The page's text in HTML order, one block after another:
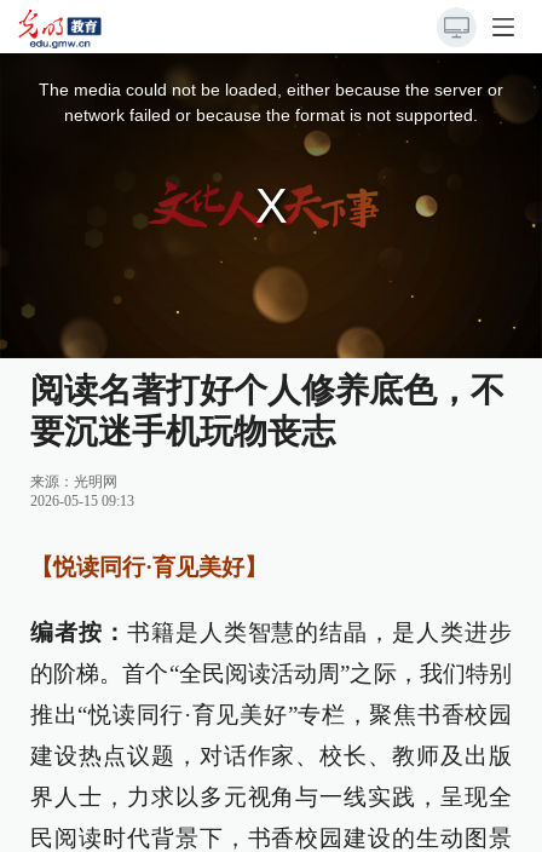
The media could not be loaded, either because the server or
network failed or because the format is not supported.
阅读名著打好个人修养底色，不
要沉迷手机玩物丧志
来源： 光明网
2026-05-15 09:13
【悦读同行·育见美好】
编者按： 书籍是人类智慧的结晶，是人类进步
的阶梯。首个“全民阅读活动周”之际，我们特别
推出“悦读同行·育见美好”专栏，聚焦书香校园
建设热点议题，对话作家、校长、教师及出版
界人士，力求以多元视角与一线实践，呈现全
民阅读时代背景下，书香校园建设的生动图景